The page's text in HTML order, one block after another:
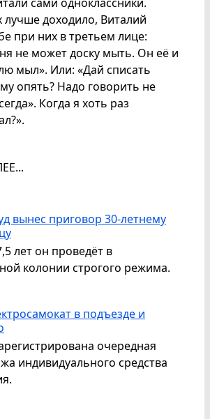
лучше доходило, Виталий
при них в третьем лице:
не может доску мыть. Он её и
мыл». Или: «Дай списать
опять? Надо говорить не
Когда я хоть раз
вынес приговор 30-летнему
лет он проведёт в
колонии строгого режима.
в подъезде и
очередная
индивидуального средства